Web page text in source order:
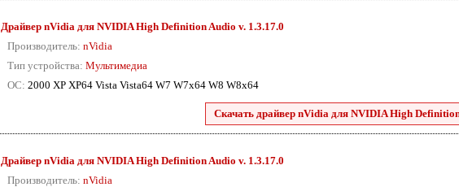
Драйвер nVidia для NVIDIA High Definition Audio v. 1.3.17.0
Производитель: nVidia
Тип устройства: Мультимедиа
ОС: 2000 XP XP64 Vista Vista64 W7 W7x64 W8 W8x64
Скачать драйвер nVidia для NVIDIA High
Драйвер nVidia для NVIDIA High Definition Audio v. 1.3.17.0
Производитель: nVidia